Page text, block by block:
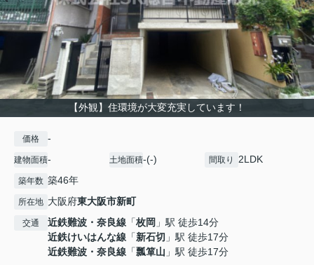
【外観】住環境が大変充実しています！
価格 -
建物面積- 土地面積-(-) 間取り 2LDK
築年数 築46年
所在地 大阪府東大阪市新町
交通 近鉄難波・奈良線 「枚岡 」駅 徒歩14分
近鉄けいはんな線 「新石切 」駅 徒歩17分
近鉄難波・奈良線 「瓢箪山 」駅 徒歩17分